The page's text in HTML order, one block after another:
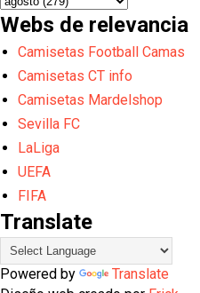
Webs de relevancia
Camisetas Football Camas
Camisetas CT info
Camisetas Mardelshop
Sevilla FC
LaLiga
UEFA
FIFA
Translate
Powered by
Translate